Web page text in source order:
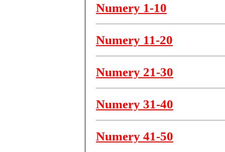
Numery 1-10
Numery 11-20
Numery 21-30
Numery 31-40
Numery 41-50